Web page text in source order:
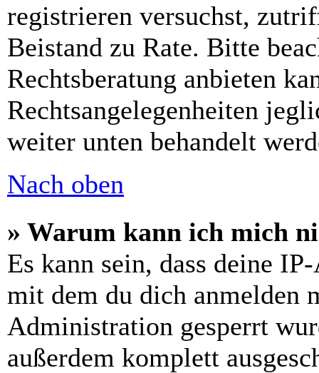
registrieren versuchst,
Beistand zu Rate. Bitte
Rechtsberatung anbieten
Rechtsangelegenheiten
weiter unten behandelt
Nach oben
» Warum kann ich mich
Es kann sein, dass deine
mit dem du dich anmelden
Administration gesperrt
außerdem komplett